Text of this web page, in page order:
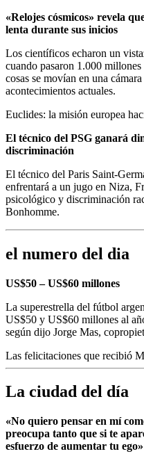
«Relojes cósmicos» revela
lenta durante sus inicios
Los científicos echaron un
cuando pasaron 1.000
cosas se movían en una
acontecimientos actuales.
Euclides: la misión europea
El técnico del PSG ganará
discriminación
El técnico del Paris Saint-
enfrentará a un jugo en Niza,
psicológico y discriminación
Bonhomme.
el numero del dia
US$50 – US$60 millones
La superestrella del fútbol
US$50 y US$60 millones al
según dijo Jorge Mas,
Las felicitaciones que recibió
La ciudad del día
«No quiero pensar en mí
preocupa tanto que si te
esfuerzo de aumentar tu ego»